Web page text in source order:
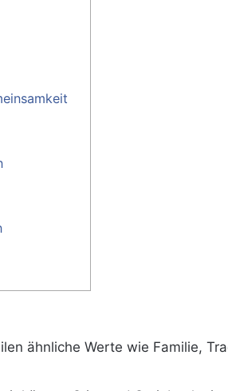
ähnliche Werte wie Familie,